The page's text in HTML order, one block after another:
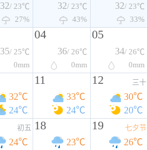
32/ 23℃
27%
32/ 23℃
43%
32/ 23℃
33%
35/ 25℃
0mm
04
36/ 26℃
0mm
05
34/ 26℃
0mm
32℃
24℃
11
33℃
24℃
12 三十
30℃
20℃
初五
24℃
18
23℃
19 七夕节
26℃